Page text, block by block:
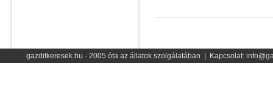
gazditkeresek.hu - 2005 óta az állatok szolgálatában | Kapcsolat: